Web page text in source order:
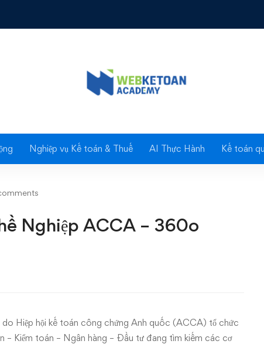
Nghiệp vụ Kế toán & Thuế AI Thực Hành Kế toán
ACCA - 360o Thành Công
Nghiệp ACCA – 360o
do Hiệp hội kế toán công chứng Anh quốc (ACCA) tổ chức
– Kiểm toán – Ngân hàng – Đầu tư đang tìm kiếm các cơ